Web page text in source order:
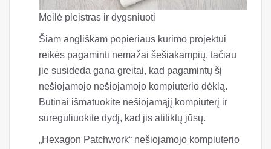
Meilė pleistras ir dygsniuoti
Šiam angliškam popieriaus kūrimo projektui
reikės pagaminti nemažai šešiakampių, tačiau
jie susideda gana greitai, kad pagamintų šį
nešiojamojo nešiojamojo kompiuterio dėklą.
Būtinai išmatuokite nešiojamąjį kompiuterį ir
sureguliuokite dydį, kad jis atitiktų jūsų.
„Hexagon Patchwork“ nešiojamojo kompiuterio